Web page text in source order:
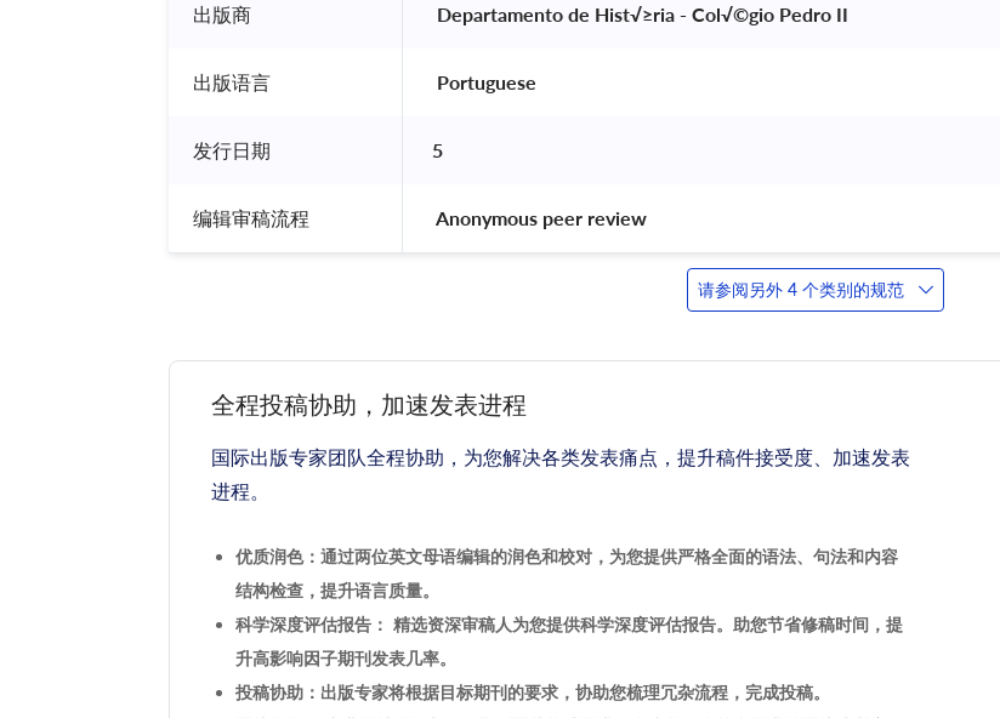
出版商 Departamento de Hist√≥ria - Col√©gio Pedro II
出版语言 Portuguese
发行日期 5
编辑审稿流程 Anonymous peer review
请参阅另外 4 个类别的规范
全程投稿协助，加速发表进程
国际出版专家团队全程协助，为您解决各类发表痛点，提升稿件接受度、加速发表
进程。
优质润色：通过两位英文母语编辑的润色和校对，为您提供严格全面的语法、句法和内容
结构检查，提升语言质量。
科学深度评估报告： 精选资深审稿人为您提供科学深度评估报告。助您节省修稿时间，提
升高影响因子期刊发表几率。
投稿协助：出版专家将根据目标期刊的要求，协助您梳理冗杂流程，完成投稿。